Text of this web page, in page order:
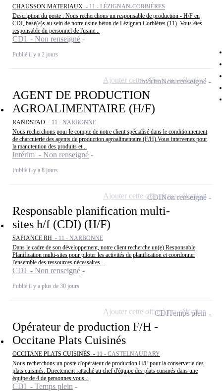
CHAUSSON MATERIAUX - 11 - LÉZIGNAN-CORBIÈRES
Description du poste : Nous recherchons un responsable de production - H/F en
CDI, basé(e)s au sein de notre usine béton de Lézignan Corbières (11). Vous êtes
responsable du personnel de l'usine...
CDI - Non renseigné
Publié il y a 2 jours
AGENT DE PRODUCTION
AGROALIMENTAIRE (H/F)
RANDSTAD - 11 - NARBONNE
Nous recherchons pour le compte de notre client spécialisé dans le conditionnement
de charcuterie des agents de production agroalimentaire (F/H).Vous intervenez pour
la manutention des produits et...
Intérim - Non renseigné
Publié il y a 8 jours
IntérimNon renseigné
Ajouter cette offre à ma sélection
Responsable planification multi-
sites h/f (CDI) (H/F)
SAPIANCE RH - 11 - NARBONNE
Dans le cadre de son développement, notre client recherche un(e) Responsable
Planification multi-sites pour piloter les activités de planification et coordonner
l'ensemble des ressources nécessaires...
CDI - Non renseigné
Publié il y a plus de 30 jours
CDINon renseigné
Ajouter cette offre à ma sélection
Opérateur de production F/H -
Occitane Plats Cuisinés
OCCITANE PLATS CUISINÉS - 11 - CASTELNAUDARY
Nous recherchons un poste d'opérateur de production H/F pour la conserverie des
plats cuisinés. Directement rattaché au chef d'équipe des plats cuisinés dans une
équipe de 4 de personnes vous...
CDI - Temps plein
CDITemps plein
Ajouter cette offre à ma sélection